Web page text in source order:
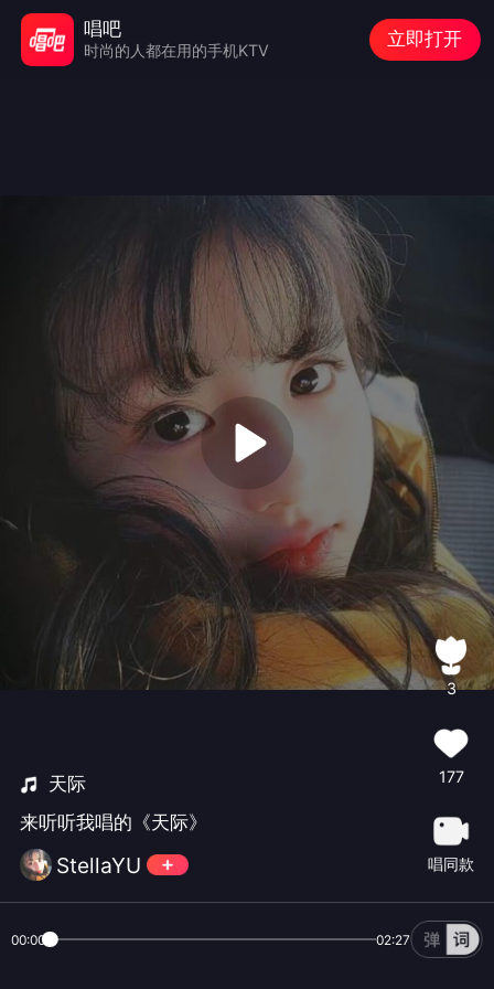
天际
来听听我唱的《天际》
StellaYU
3
177
唱同款
00:00 02:27
唱吧
时尚的人都在用的手机KTV
立即打开